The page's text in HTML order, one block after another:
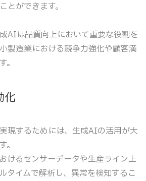
とができます。
AIは品質向上において重要な役割を
製造業における競争力強化や顧客満
化
現するためには、生成AIの活用が大
。
けるセンサーデータや生産ライン上
タイムで解析し、異常を検知するこ